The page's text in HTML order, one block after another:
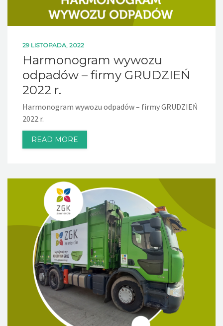
29 LISTOPADA, 2022
Harmonogram wywozu
odpadów – firmy GRUDZIEŃ
2022 r.
Harmonogram wywozu odpadów – firmy GRUDZIEŃ
2022 r.
READ MORE